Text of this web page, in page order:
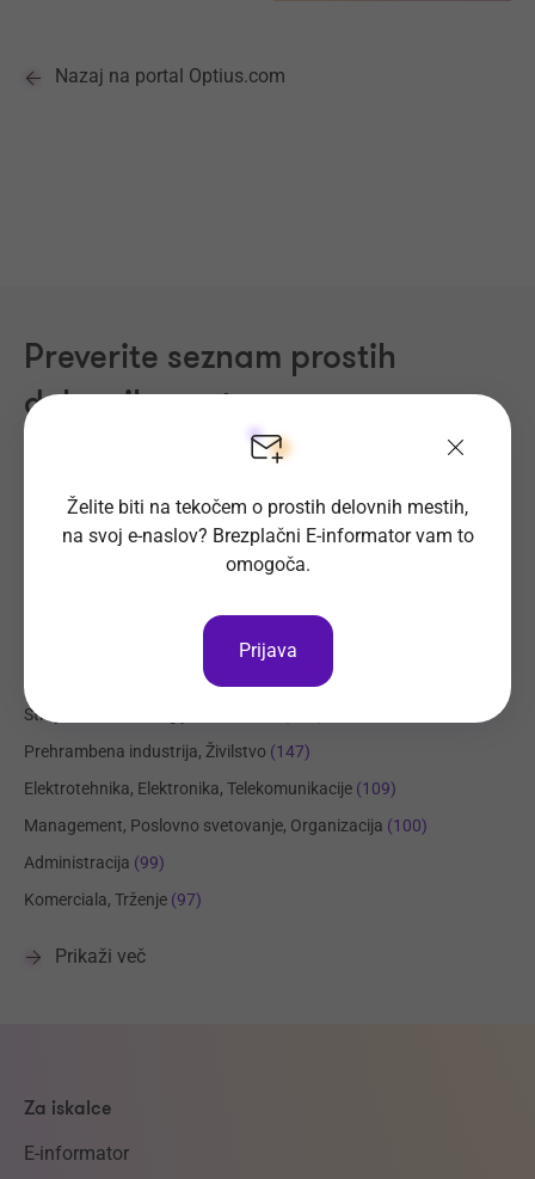
Nazaj na portal Optius.com
Preverite seznam prostih
delovnih mest
Področja dela
(433)
Transport, Nabava, Logistika
Strojništvo, Metalurgija, Rudarstvo
Prehrambena industrija, Živilstvo (147)
Elektrotehnika, Elektronika, Telekomunikacije (109)
Management, Poslovno svetovanje, Organizacija (100)
Administracija (99)
Komerciala, Trženje (97)
Prikaži več
Za iskalce
E-informator
Želite biti na tekočem o prostih delovnih mestih,
na svoj e-naslov? Brezplačni E-informator vam to
omogoča.
Prijava